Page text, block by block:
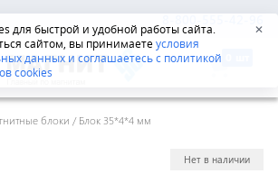
для быстрой и удобной работы сайта.
сайтом, вы принимаетеусловия
данных и соглашаетесь с политикой
cookies
✕
8-800-555-42-96
блоки /Блок 35*4*4 мм
Нет в наличии